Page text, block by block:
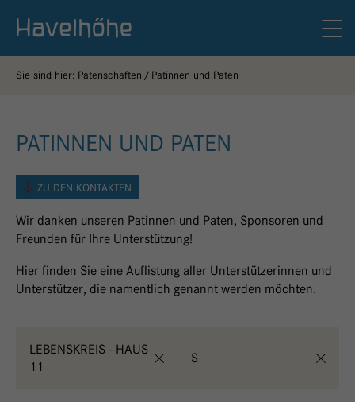
Sie sind hier: Patenschaften Patinnen und Paten
PATINNEN UND PATEN
ZU DEN KONTAKTEN
Wir danken unseren Patinnen und Paten, Sponsoren und
Freunden für Ihre Unterstützung!
Hier finden Sie eine Auflistung aller Unterstützerinnen und
Unterstützer, die namentlich genannt werden möchten.
LEBENSKREIS - HAUS
11
S